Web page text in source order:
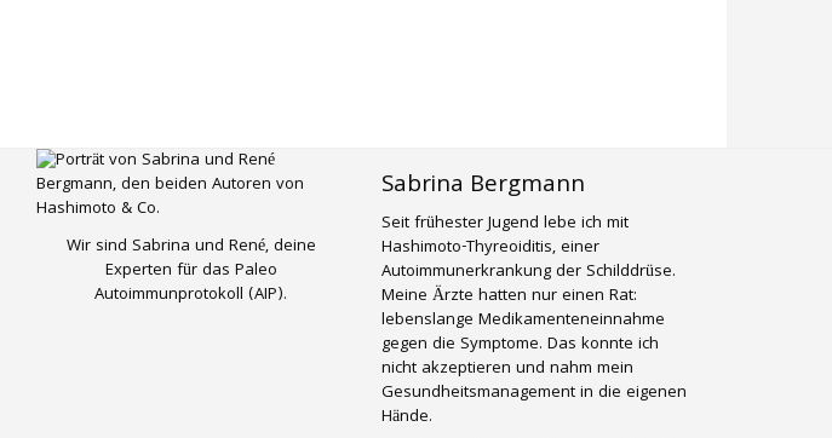
Wir sind Sabrina und René, deine
Experten für das Paleo
Autoimmunprotokoll (AIP).
Sabrina Bergmann
Seit frühester Jugend lebe ich mit
Hashimoto-Thyreoiditis, einer
Autoimmunerkrankung der Schilddrüse.
Meine Ärzte hatten nur einen Rat:
lebenslange Medikamenteneinnahme
gegen die Symptome. Das konnte ich
nicht akzeptieren und nahm mein
Gesundheitsmanagement in die eigenen
Hände.